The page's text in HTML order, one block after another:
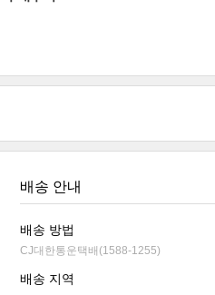
배송 안내
배송 방법
CJ대한통운택배(1588-1255)
배송 지역